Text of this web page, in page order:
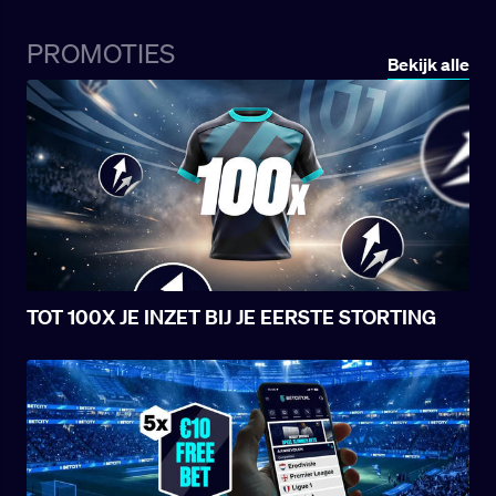
viel er veel te zien van het nationale team:
gespannen kwalificatiecampagne,
motiverende overwinningen en zelfs
historische nederlagen.
PROMOTIES Bekijk alle
TOT 100X JE INZET BIJ JE EERSTE STORTING